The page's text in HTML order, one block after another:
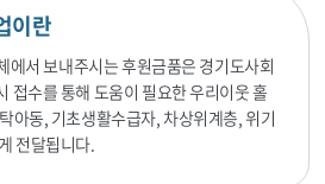
이란
에서 보내주시는 후원금품은 경기도사회
접수를 통해 도움이 필요한 우리이웃 홀
아동, 기초생활수급자, 차상위계층, 위기
전달됩니다.